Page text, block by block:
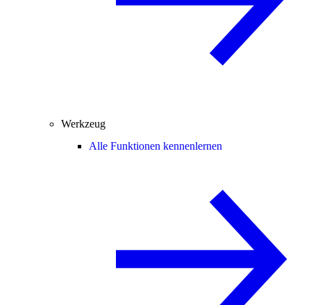
Werkzeug
Alle Funktionen kennenlernen